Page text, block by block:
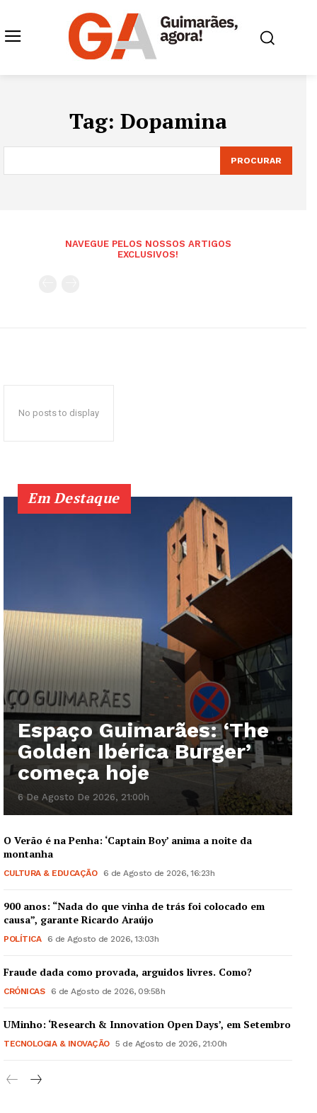
Guimarães, agora!
Tag: Dopamina
PROCURAR
NAVEGUE PELOS NOSSOS ARTIGOS
EXCLUSIVOS!
No posts to display
Em Destaque
Espaço Guimarães: ‘The
Golden Ibérica Burger’
começa hoje
6 De Agosto De 2026, 21:00h
O Verão é na Penha: ‘Captain Boy’ anima a noite da
montanha
CULTURA & EDUCAÇÃO 6 de Agosto de 2026, 16:23h
900 anos: “Nada do que vinha de trás foi colocado em
causa”, garante Ricardo Araújo
POLÍTICA 6 de Agosto de 2026, 13:03h
Fraude dada como provada, arguidos livres. Como?
CRÓNICAS 6 de Agosto de 2026, 09:58h
UMinho: ‘Research & Innovation Open Days’, em Setembro
TECNOLOGIA & INOVAÇÃO 5 de Agosto de 2026, 21:00h